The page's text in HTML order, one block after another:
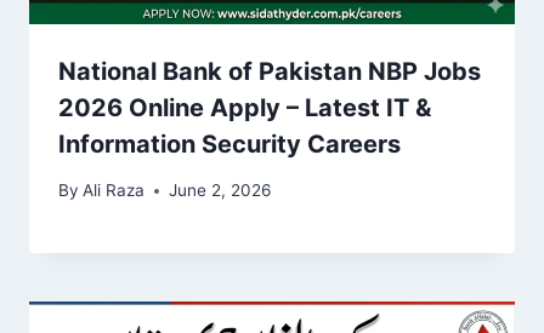
National Bank of Pakistan NBP Jobs
2026 Online Apply – Latest IT &
Information Security Careers
By Ali Raza June 2, 2026